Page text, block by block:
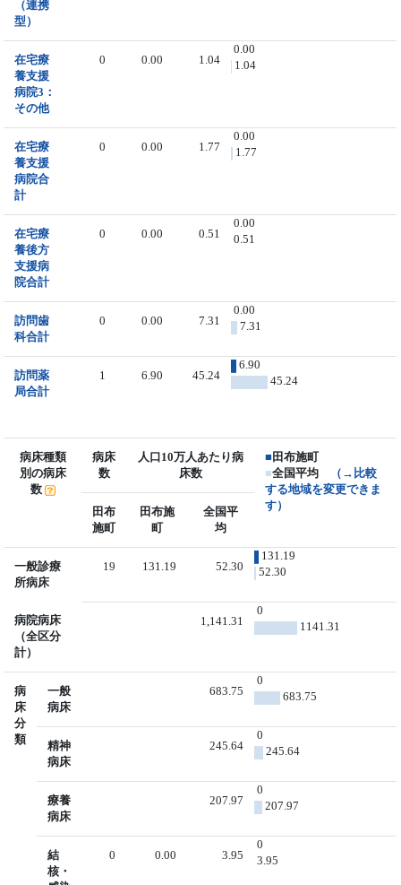
（連携
型）
在宅療
養支援
病院3：
その他
0 0.00 1.04
0.00
1.04
在宅療
養支援
病院合
計
0 0.00 1.77
0.00
1.77
在宅療
養後方
支援病
院合計
0 0.00 0.51
0.00
0.51
訪問歯
科合計
0 0.00 7.31
0.00
7.31
訪問薬
局合計
1 6.90 45.24
6.90
45.24
病床種類
別の病床
数
病床
数
人口10万人あたり病
床数
■ 田布施町
■全国平均
（→比較
する地域を変更できま
す）
田布
施町
田布施
町
全国平
均
一般診療
所病床
19 131.19 52.30
131.19
52.30
病院病床
（全区分
計）
1,141.31
0
1141.31
病
床
分
類
一般
病床
683.75
0
683.75
精神
病床
245.64
0
245.64
療養
病床
207.97
0
207.97
結
核・
0 0.00 3.95
0
3.95